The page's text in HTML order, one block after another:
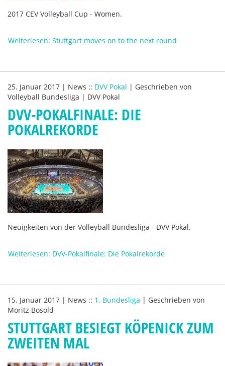
2017 CEV Volleyball Cup - Women.
Weiterlesen: Stuttgart moves on to the next round
25. Januar 2017 | News :: DVV Pokal | Geschrieben von
Volleyball Bundesliga | DVV Pokal
DVV-POKALFINALE: DIE
POKALREKORDE
Neuigkeiten von der Volleyball Bundesliga - DVV Pokal.
Weiterlesen: DVV-Pokalfinale: Die Pokalrekorde
15. Januar 2017 | News :: 1. Bundesliga | Geschrieben von
Moritz Bosold
STUTTGART BESIEGT KÖPENICK ZUM
ZWEITEN MAL